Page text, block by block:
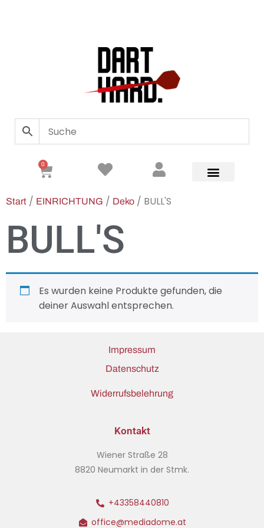
0
Start / EINRICHTUNG / Deko / BULL'S
BULL'S
Es wurden keine Produkte gefunden, die
deiner Auswahl entsprechen.
Impressum
Datenschutz
Widerrufsbelehrung
Kontakt
Wiener Straße 28
8820 Neumarkt in der Stmk.
+43358440810
office@mediadome.at